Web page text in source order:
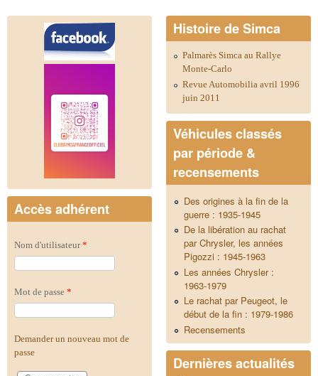
Accès adhérent
Nom d'utilisateur*
Mot de passe *
Demander un nouveau mot de
passe
Histoire de Simca
Palmarès Simca au Rallye
Monte-Carlo
Revue Automobilia avril 1996
juin 2011
Véhicules classés
par période &
recensements
Des origines à la fin de la
guerre : 1935-1945
De la libération au rachat
par Chrysler, les années
Pigozzi : 1945-1963
Les années Chrysler :
1963-1979
Le rachat par Peugeot, le
début de la fin : 1979-1986
Recensements
Dernières actualités